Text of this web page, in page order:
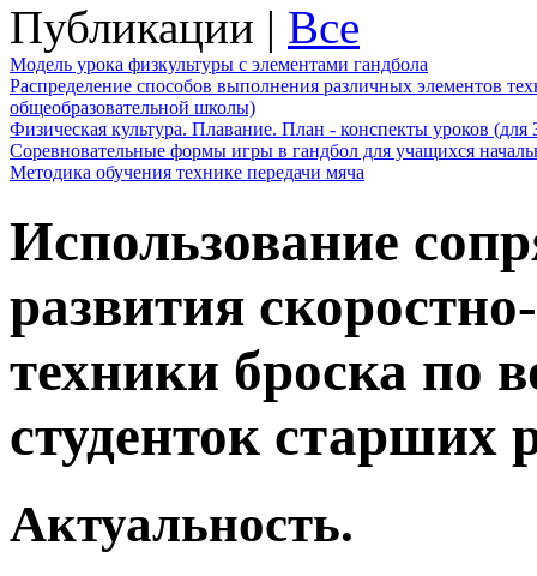
Публикации | Все
Модель урока физкультуры с элементами гандбола
Распределение способов выполнения различных элементов
общеобразовательной школы)
Физическая культура. Плавание. План - конспекты уроков (для
Соревновательные формы игры в гандбол для учащихся
Методика обучения технике передачи мяча
Использование
развития
техники броска по
студенток старших
Актуальность.